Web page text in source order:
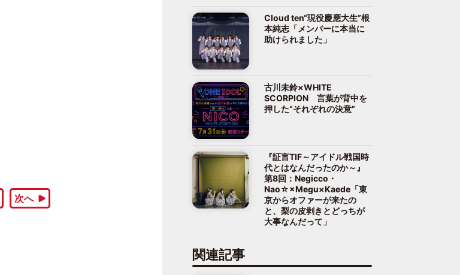
次へ
Cloud ten“現役慶應大生”根
本純志「メンバーに本当に
助けられました」
古川未鈴×WHITE
SCORPION 言葉が背中を
押した“それぞれの決意”
『証言TIF～アイドル戦国時
代とはなんだったのか～』
第8回：Negicco・
Nao☆×Megu×Kaede「東
京からオファーが来たの
と、梨の皮剥きとどっちが
大事なんだって」
関連記事